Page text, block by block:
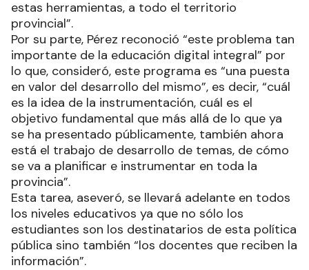
estas herramientas, a todo el territorio
provincial”.
Por su parte, Pérez reconoció “este problema tan
importante de la educación digital integral” por
lo que, consideró, este programa es “una puesta
en valor del desarrollo del mismo”, es decir, “cuál
es la idea de la instrumentación, cuál es el
objetivo fundamental que más allá de lo que ya
se ha presentado públicamente, también ahora
está el trabajo de desarrollo de temas, de cómo
se va a planificar e instrumentar en toda la
provincia”.
Esta tarea, aseveró, se llevará adelante en todos
los niveles educativos ya que no sólo los
estudiantes son los destinatarios de esta política
pública sino también “los docentes que reciben la
información”.